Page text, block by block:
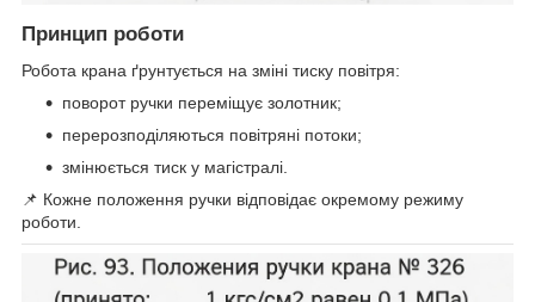
Принцип роботи
Робота крана ґрунтується на зміні тиску повітря:
поворот ручки переміщує золотник;
перерозподіляються повітряні потоки;
змінюється тиск у магістралі.
📌 Кожне положення ручки відповідає окремому режиму
роботи.